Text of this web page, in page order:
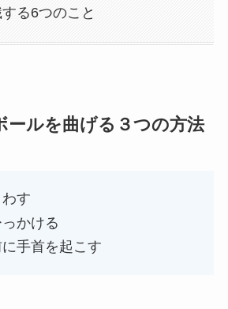
る6つのこと
ールを曲げる３つの方法
す
かける
手首を起こす